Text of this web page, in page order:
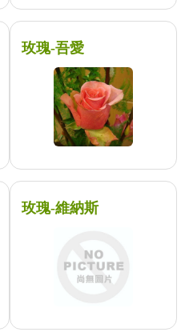
玫瑰-吾愛
玫瑰-維納斯